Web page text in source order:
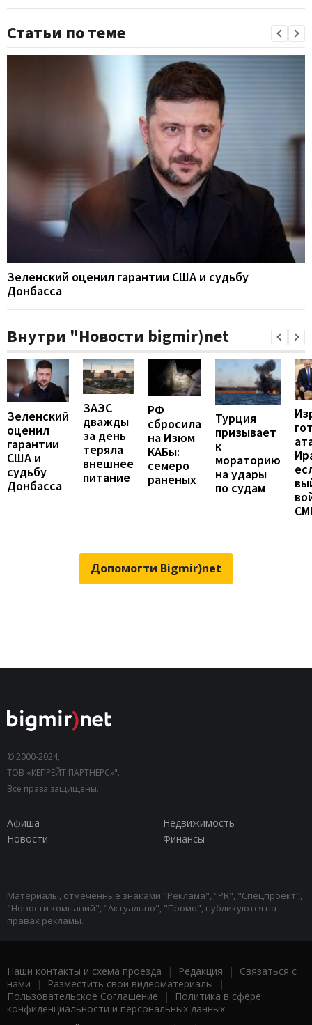
Статьи по теме
Зеленский оценил гарантии США и судьбу
Донбасса
Внутри "Новости bigmir)net
Зеленский
оценил
гарантии
США и
судьбу
Донбасса
ЗАЭС
дважды
за день
теряла
внешнее
питание
РФ
сбросила
на Изюм
КАБы:
семеро
раненых
Турция
призывает
к
мораторию
на удары
по судам
Допомогти Bigmir)net
© 2000-2024,
ТОВ «КЕПРЕЙТ ПАРТНЕРС»".
Все права защищены.
Афиша
Недвижимость
Новости
Финансы
Материалы, отмеченные знаками "Реклама", "PR", "Спецпроект",
"Новости компаний", "Актуально", "Промо", публикуются на
правах рекламы.
Наши контакты и схема проезда | Редакция | Связаться с
нами | Разместить свои видеоматериалы |
Пользовательское Соглашение |
Политика в сфере
конфиденциальности и персональных данных